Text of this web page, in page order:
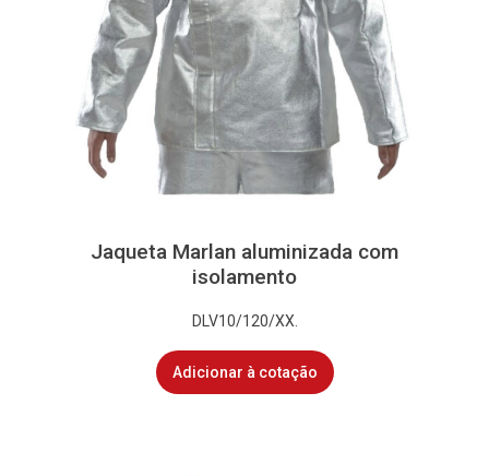
Jaqueta Marlan aluminizada com
isolamento
DLV10/120/XX.
Adicionar à cotação